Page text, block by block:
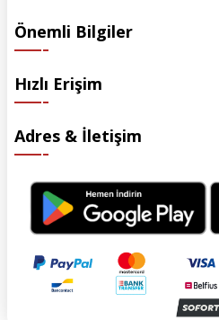
Önemli Bilgiler
Hızlı Erişim
Adres & İletişim